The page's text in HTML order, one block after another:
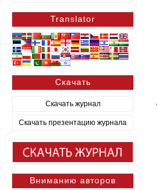
Translator
Скачать
Скачать журнал
Скачать презентацию журнала
Вниманию авторов